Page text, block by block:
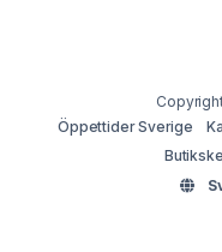
Öppettider Sverige